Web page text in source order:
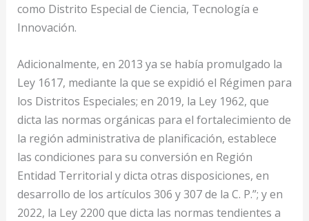
como Distrito Especial de Ciencia, Tecnología e
Innovación.
Adicionalmente, en 2013 ya se había promulgado la
Ley 1617, mediante la que se expidió el Régimen para
los Distritos Especiales; en 2019, la Ley 1962, que
dicta las normas orgánicas para el fortalecimiento de
la región administrativa de planificación, establece
las condiciones para su conversión en Región
Entidad Territorial y dicta otras disposiciones, en
desarrollo de los artículos 306 y 307 de la C. P.”; y en
2022, la Ley 2200 que dicta las normas tendientes a